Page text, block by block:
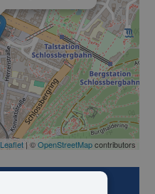
Leaflet | ©OpenStreetMapcontributors